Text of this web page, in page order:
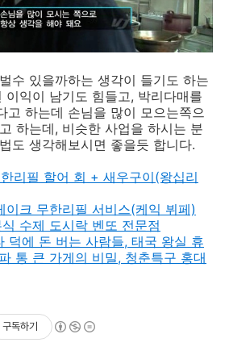
수 있을까하는 생각이 들기도 하는
이익이 남기도 힘들고, 박리다매를
고 하는데 손님을 많이 모으는쪽으
하는데, 비슷한 사업을 하시는 분
도 생각해보시면 좋을듯 합니다.
리필 할어 회 + 새우구이(왕십리
이크 무한리필 서비스(케익 뷔페)
수제 도시락 벤또 전문점
덕에 돈 버는 사람들, 태국 왕실 휴
통 큰 가게의 비밀, 청춘특구 홍대
구독하기